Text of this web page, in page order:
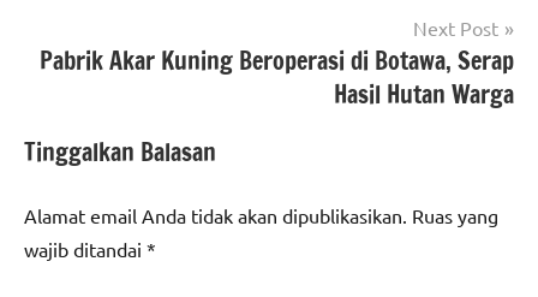
Next Post
Pabrik Akar Kuning Beroperasi di Botawa, Serap
Hasil Hutan Warga
Tinggalkan Balasan
Alamat email Anda tidak akan dipublikasikan. Ruas yang
wajib ditandai *